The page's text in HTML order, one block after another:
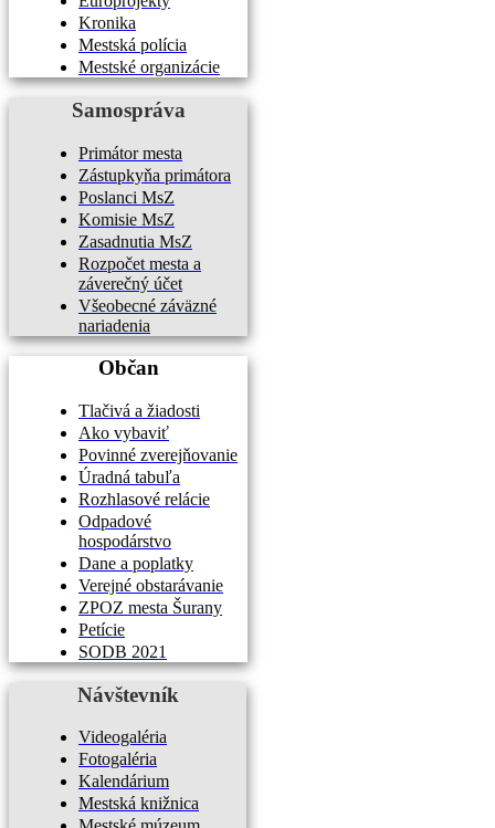
Kronika
Mestská polícia
Mestské organizácie
Samospráva
Primátor mesta
Zástupkyňa primátora
Poslanci MsZ
Komisie MsZ
Zasadnutia MsZ
Rozpočet mesta a
záverečný účet
Všeobecné záväzné
nariadenia
Občan
Tlačivá a žiadosti
Ako vybaviť
Povinné zverejňovanie
Úradná tabuľa
Rozhlasové relácie
Odpadové
hospodárstvo
Dane a poplatky
Verejné obstarávanie
ZPOZ mesta Šurany
Petície
SODB 2021
Návštevník
Videogaléria
Fotogaléria
Kalendárium
Mestská knižnica